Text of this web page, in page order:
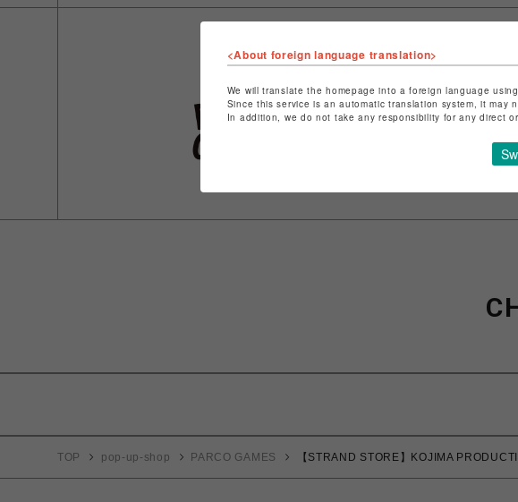
ショップ名
店舗名
POP-
特定商取引法など法
TOP pop-up-shop PARCO GAMES 【STRAND STORE】KOJIMA
<About foreign language translation>
We will translate the homepage into a foreign language
Since this service is an automatic translation system, it
In addition, we do not take any responsibility for any direct